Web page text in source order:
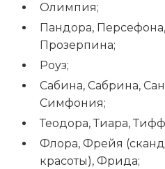
Олимпия;
Пандора,
Прозерпина;
Роуз;
Сабина, Сабрина,
Симфония;
Теодора, Тиара,
Флора, Фрейя
красоты), Фрида;